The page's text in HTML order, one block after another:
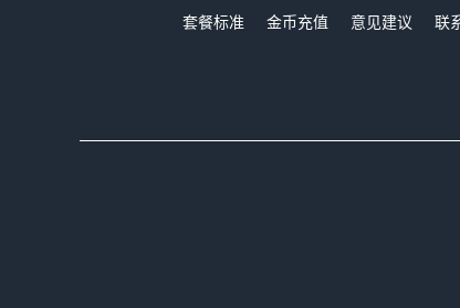
套餐标准
金币充值 意见建议 联